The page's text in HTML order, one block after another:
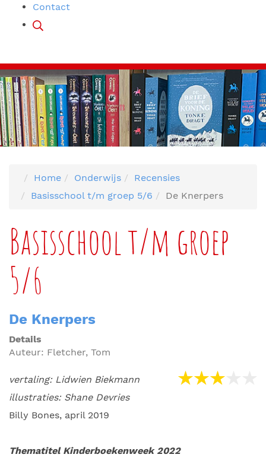
Contact
Home Onderwijs
Recensies
Basisschool t/m groep 5/6
De Knerpers
Basisschool t/m groep
5/6
De Knerpers
Details
Auteur: Fletcher, Tom
vertaling: Lidwien Biekmann
illustraties: Shane Devries
Billy Bones, april 2019
Thematitel Kinderboekenweek 2022